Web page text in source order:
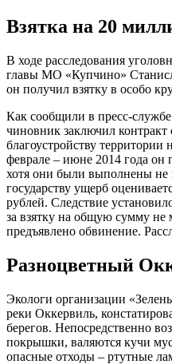
Взятка на 20
В ходе расследования
главы МО «Купчино»
он получил взятку в особо
Как сообщили в пресс-
чиновник заключил
благоустройству
феврале – июне 2014 года он
хотя они были выполнены
государству ущерб
рублей. Следствие
за взятку на общую сумму не
предъявлено обвинение.
Разноцветный
Экологи организации
реки Оккервиль,
берегов. Непосредственно
покрышки, валяются кучи
опасные отходы – ртутные